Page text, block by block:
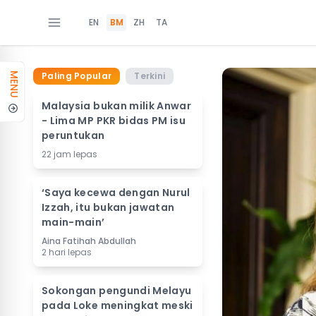
EN BM ZH TA
MENU Paling Popular Terkini
Malaysia bukan milik Anwar
- Lima MP PKR bidas PM isu
peruntukan
22 jam lepas
‘Saya kecewa dengan Nurul
Izzah, itu bukan jawatan
main-main’
Aina Fatihah Abdullah
2 hari lepas
Sokongan pengundi Melayu
pada Loke meningkat meski